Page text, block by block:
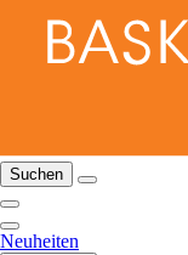
Suchen
Neuheiten